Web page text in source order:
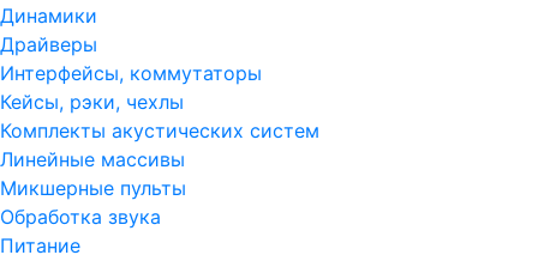
Динамики
Драйверы
Интерфейсы, коммутаторы
Кейсы, рэки, чехлы
Комплекты акустических систем
Линейные массивы
Микшерные пульты
Обработка звука
Питание